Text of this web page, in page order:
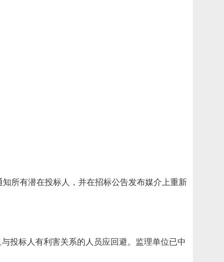
所有潜在投标人，并在招标公告发布媒介上重新
投标人有利害关系的人员应回避。监理单位已中